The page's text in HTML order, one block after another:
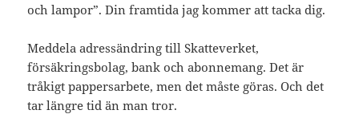
och lampor”. Din framtida jag kommer att tacka dig.
Meddela adressändring till Skatteverket,
försäkringsbolag, bank och abonnemang. Det är
tråkigt pappersarbete, men det måste göras. Och det
tar längre tid än man tror.